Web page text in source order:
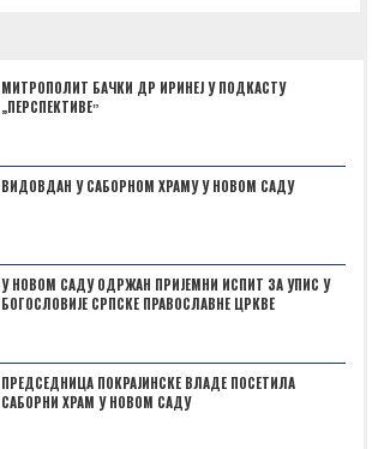
МИТРОПОЛИТ БАЧКИ ДР ИРИНЕЈ У ПОДКАСТУ
„ПЕРСПЕКТИВЕˮ
ВИДОВДАН У САБОРНОМ ХРАМУ У НОВОМ САДУ
У НОВОМ САДУ ОДРЖАН ПРИЈЕМНИ ИСПИТ ЗА УПИС У
БОГОСЛОВИЈЕ СРПСКЕ ПРАВОСЛАВНЕ ЦРКВЕ
ПРЕДСЕДНИЦА ПОКРАЈИНСКЕ ВЛАДЕ ПОСЕТИЛА
САБОРНИ ХРАМ У НОВОМ САДУ